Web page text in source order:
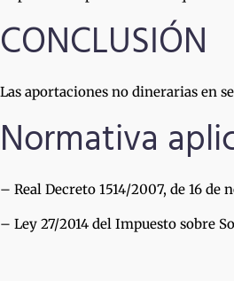
CONCLUSIÓN
Las aportaciones no dinerarias en
Normativa
– Real Decreto 1514/2007, de 16 de
– Ley 27/2014 del Impuesto sobre